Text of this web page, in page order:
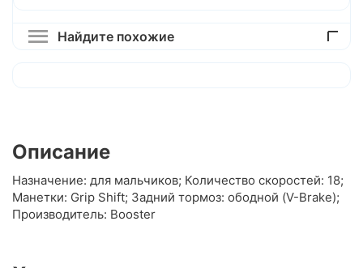
Найдите похожие
Описание
Назначение: для мальчиков; Количество скоростей: 18;
Манетки: Grip Shift; Задний тормоз: ободной (V-Brake);
Производитель: Booster